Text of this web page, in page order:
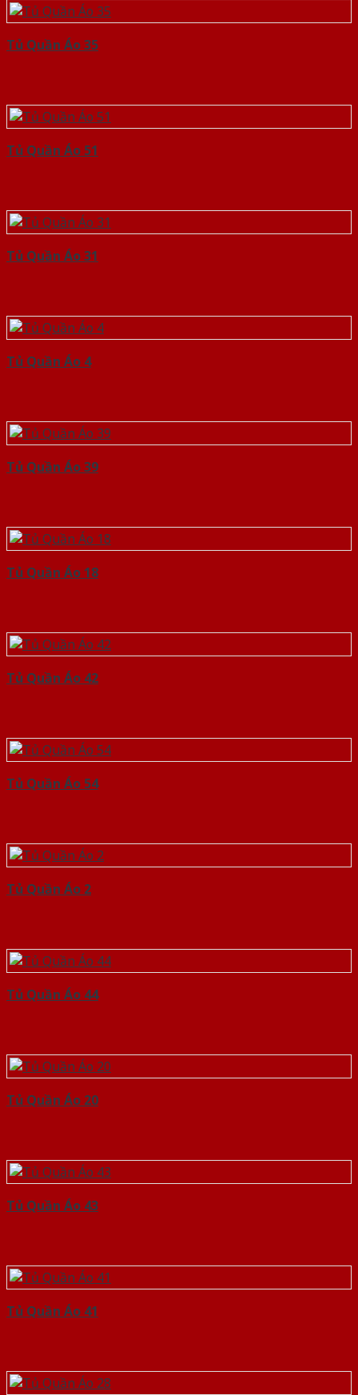
Tủ Quần Áo 35
Tủ Quần Áo 51
Tủ Quần Áo 31
Tủ Quần Áo 4
Tủ Quần Áo 39
Tủ Quần Áo 18
Tủ Quần Áo 42
Tủ Quần Áo 54
Tủ Quần Áo 2
Tủ Quần Áo 44
Tủ Quần Áo 20
Tủ Quần Áo 43
Tủ Quần Áo 41